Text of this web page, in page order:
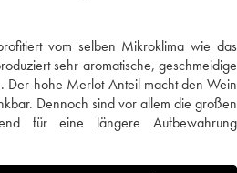
vom selben Mikroklima wie das
sehr aromatische, geschmeidige
Der hohe Merlot-Anteil macht den Wein
Dennoch sind vor allem die großen
für eine längere Aufbewahrung